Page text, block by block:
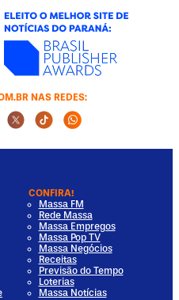
NAS REDES:
Media
Social Media
Social Media
Twitter Social Media
Tiktok Social Media
Whatsapp
CONFIRA!
Massa FM
Rede Massa
Massa Empregos
Massa Pop TV
Massa Negócios
Receitas
Previsão do Tempo
Loterias
Massa Notícias